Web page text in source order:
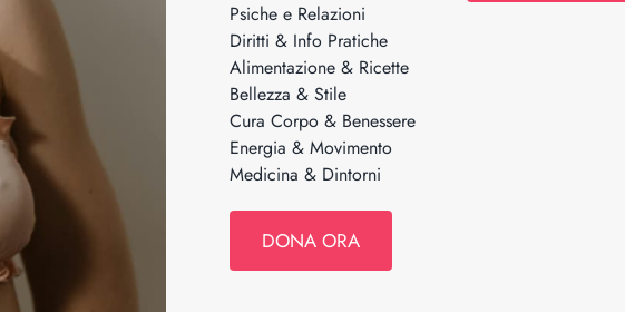
Psiche e Relazioni
Diritti & Info Pratiche
Alimentazione & Ricette
Bellezza & Stile
Cura Corpo & Benessere
Energia & Movimento
Medicina & Dintorni
DONA ORA